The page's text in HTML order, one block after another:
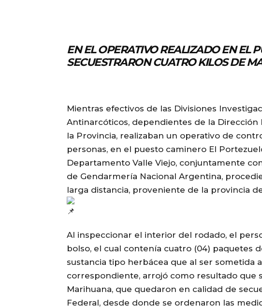
EN EL OPERATIVO REALIZADO EN EL
SECUESTRARON CUATRO KILOS DE
Mientras efectivos de las Divisiones
Antinarcóticos, dependientes de la Dirección
la Provincia, realizaban un operativo de
personas, en el puesto caminero El
Departamento Valle Viejo, conjuntamente
de Gendarmería Nacional Argentina,
larga distancia, proveniente de la provincia
Al inspeccionar el interior del rodado, el
bolso, el cual contenía cuatro (04) paquetes
sustancia tipo herbácea que al ser sometida
correspondiente, arrojó como resultado que
Marihuana, que quedaron en calidad de
Federal, desde donde se ordenaron las